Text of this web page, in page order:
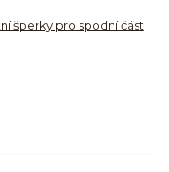
šperky pro spodní část